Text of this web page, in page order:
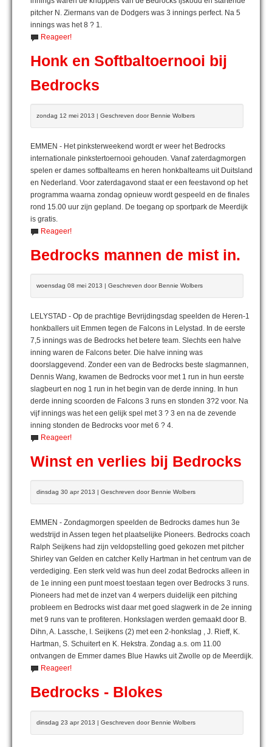
pitcher N. Ziermans van de Dodgers was 3 innings perfect. Na 5
innings was het 8 ? 1.
Reageer!
Honk en Softbaltoernooi bij
Bedrocks
zondag 12 mei 2013 | Geschreven door Bennie Wolbers
EMMEN - Het pinksterweekend wordt er weer het Bedrocks
internationale pinkstertoernooi gehouden. Vanaf zaterdagmorgen
spelen er dames softbalteams en heren honkbalteams uit Duitsland
en Nederland. Voor zaterdagavond staat er een feestavond op het
programma waarna zondag opnieuw wordt gespeeld en de finales
rond 15.00 uur zijn gepland. De toegang op sportpark de Meerdijk
is gratis.
Reageer!
Bedrocks mannen de mist in.
woensdag 08 mei 2013 | Geschreven door Bennie Wolbers
LELYSTAD - Op de prachtige Bevrijdingsdag speelden de Heren-1
honkballers uit Emmen tegen de Falcons in Lelystad. In de eerste
7,5 innings was de Bedrocks het betere team. Slechts een halve
inning waren de Falcons beter. Die halve inning was
doorslaggevend. Zonder een van de Bedrocks beste slagmannen,
Dennis Wang, kwamen de Bedrocks voor met 1 run in hun eerste
slagbeurt en nog 1 run in het begin van de derde inning. In hun
derde inning scoorden de Falcons 3 runs en stonden 3?2 voor. Na
vijf innings was het een gelijk spel met 3 ? 3 en na de zevende
inning stonden de Bedrocks voor met 6 ? 4.
Reageer!
Winst en verlies bij Bedrocks
dinsdag 30 apr 2013 | Geschreven door Bennie Wolbers
EMMEN - Zondagmorgen speelden de Bedrocks dames hun 3e
wedstrijd in Assen tegen het plaatselijke Pioneers. Bedrocks coach
Ralph Seijkens had zijn veldopstelling goed gekozen met pitcher
Shirley van Gelden en catcher Kelly Hartman in het centrum van de
verdediging. Een sterk veld was hun deel zodat Bedrocks alleen in
de 1e inning een punt moest toestaan tegen over Bedrocks 3 runs.
Pioneers had met de inzet van 4 werpers duidelijk een pitching
probleem en Bedrocks wist daar met goed slagwerk in de 2e inning
met 9 runs van te profiteren. Honkslagen werden gemaakt door B.
Dihn, A. Lassche, I. Seijkens (2) met een 2-honkslag , J. Rieff, K.
Hartman, S. Schuitert en K. Hekstra. Zondag a.s. om 11.00
ontvangen de Emmer dames Blue Hawks uit Zwolle op de Meerdijk.
Reageer!
Bedrocks - Blokes
dinsdag 23 apr 2013 | Geschreven door Bennie Wolbers